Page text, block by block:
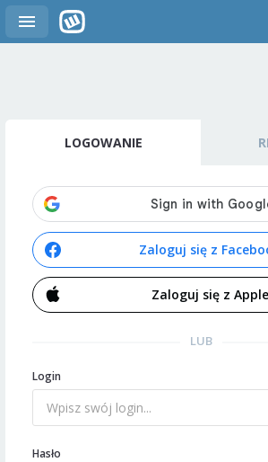
LOGOWANIE
Zaloguj się z
Zaloguj się z Apple
LUB
Login
Hasło